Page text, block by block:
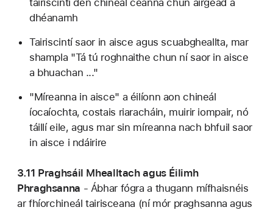
tairiscintí den chineál céanna chun airgead a
dhéanamh
Tairiscintí saor in aisce agus scuabgheallta, mar
shampla "Tá tú roghnaithe chun ní saor in aisce
a bhuachan ..."
"Míreanna in aisce" a éilíonn aon chineál
íocaíochta, costais riaracháin, muirir iompair, nó
táillí eile, agus mar sin míreanna nach bhfuil saor
in aisce i ndáirire
3.11 Praghsáil Mhealltach agus Éilimh
Phraghsanna - Ábhar fógra a thugann mífhaisnéis
ar fhíorchineál tairisceana (ní mór praghsanna agus